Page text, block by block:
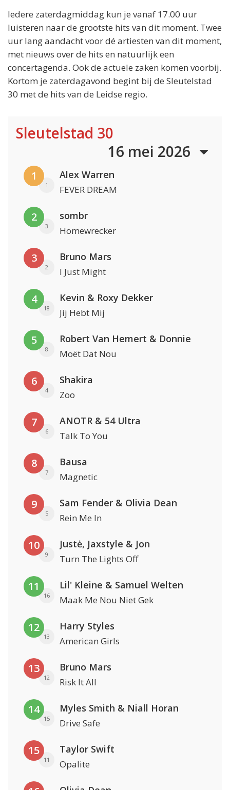
Iedere zaterdagmiddag kun je vanaf 17.00 uur
luisteren naar de grootste hits van dit moment. Twee
uur lang aandacht voor dé artiesten van dit moment,
met nieuws over de hits en natuurlijk een
concertagenda. Ook de actuele zaken komen voorbij.
Kortom je zaterdagavond begint bij de Sleutelstad
30 met de hits van de Leidse regio.
Sleutelstad 30
16 mei 2026
1
1
Alex Warren
FEVER DREAM
2
3
sombr
Homewrecker
3
2
Bruno Mars
I Just Might
4
18
Kevin & Roxy Dekker
Jij Hebt Mij
5
8
Robert Van Hemert & Donnie
Moët Dat Nou
6
4
Shakira
Zoo
7
6
ANOTR & 54 Ultra
Talk To You
8
7
Bausa
Magnetic
9
5
Sam Fender & Olivia Dean
Rein Me In
10
9
Justė, Jaxstyle & Jon
Turn The Lights Off
11
16
Lil' Kleine & Samuel Welten
Maak Me Nou Niet Gek
12
13
Harry Styles
American Girls
13
12
Bruno Mars
Risk It All
14
15
Myles Smith & Niall Horan
Drive Safe
15
11
Taylor Swift
Opalite